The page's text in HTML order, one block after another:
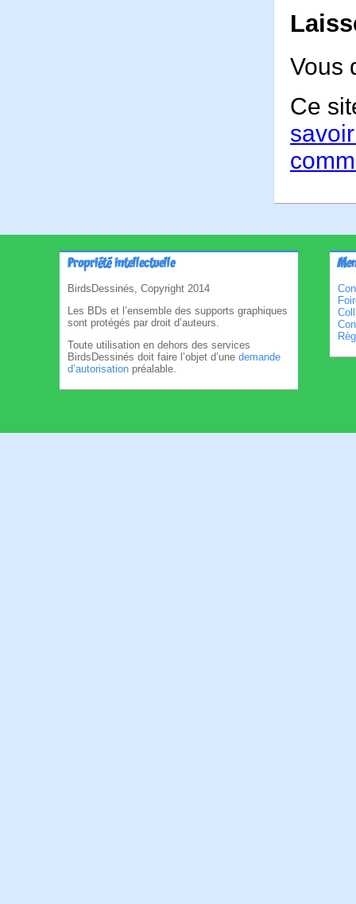
Vous
Ce
Propriété intellectuelle
BirdsDessinés, Copyright 2014
Les BDs et l’ensemble des supports graphiques
sont protégés par droit d’auteurs.
Toute utilisation en dehors des services
BirdsDessinés doit faire l’objet d’une demande
d’autorisation préalable.